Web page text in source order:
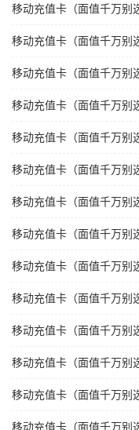
移动充值卡（面值千万别
移动充值卡（面值千万别
移动充值卡（面值千万别
移动充值卡（面值千万别
移动充值卡（面值千万别
移动充值卡（面值千万别
移动充值卡（面值千万别
移动充值卡（面值千万别
移动充值卡（面值千万别
移动充值卡（面值千万别
移动充值卡（面值千万别
移动充值卡（面值千万别
移动充值卡（面值千万别
移动充值卡（面值千万别